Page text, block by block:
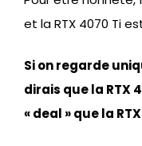
et la RTX 4070 Ti
Si on regarde
dirais que la RTX
« deal » que la